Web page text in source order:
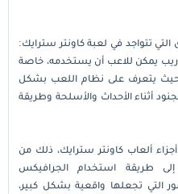
التي تتواجد في لعبة كاونتر سترايك:
يمكن للاعب أن يستخدمه، خاصة
يتعرف على نظام اللعب بشكل
أثناء الأحداث والأسلحة وطريقة
ألعاب كاونتر سترايك، ذلك من
إلى طريقة استخدام الجرافيكس
التي تجعلها واقعية بشكل كبير،